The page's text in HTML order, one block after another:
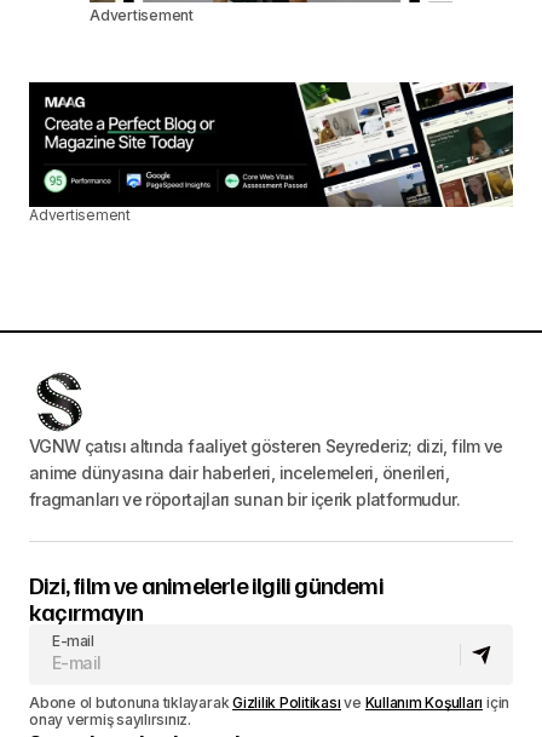
Advertisement
Advertisement
VGNW çatısı altında faaliyet gösteren Seyrederiz; dizi, film ve
anime dünyasına dair haberleri, incelemeleri, önerileri,
fragmanları ve röportajları sunan bir içerik platformudur.
Dizi, film ve animelerle ilgili gündemi
kaçırmayın
E-mail
Abone ol butonuna tıklayarakGizlilik Politikası ve Kullanım Koşulları için
onay vermiş sayılırsınız.